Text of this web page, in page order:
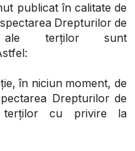
publicat în calitate de
Drepturilor de
ale terților sunt
în niciun moment, de
Drepturilor de
terților cu privire la